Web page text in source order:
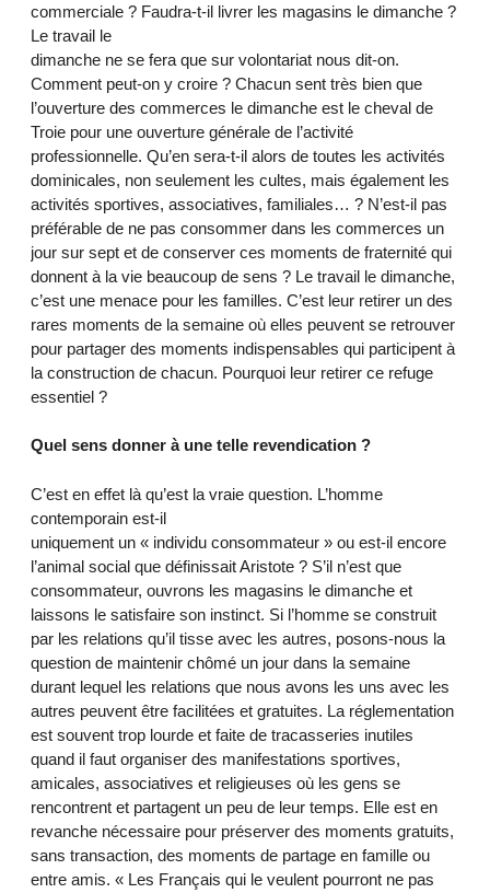
commerciale ? Faudra-t-il livrer les magasins le dimanche ?
Le travail le
dimanche ne se fera que sur volontariat nous dit-on.
Comment peut-on y croire ? Chacun sent très bien que
l’ouverture des commerces le dimanche est le cheval de
Troie pour une ouverture générale de l’activité
professionnelle. Qu’en sera-t-il alors de toutes les activités
dominicales, non seulement les cultes, mais également les
activités sportives, associatives, familiales… ? N’est-il pas
préférable de ne pas consommer dans les commerces un
jour sur sept et de conserver ces moments de fraternité qui
donnent à la vie beaucoup de sens ? Le travail le dimanche,
c’est une menace pour les familles. C’est leur retirer un des
rares moments de la semaine où elles peuvent se retrouver
pour partager des moments indispensables qui participent à
la construction de chacun. Pourquoi leur retirer ce refuge
essentiel ?
Quel sens donner à une telle revendication ?
C’est en effet là qu’est la vraie question. L’homme
contemporain est-il
uniquement un « individu consommateur » ou est-il encore
l’animal social que définissait Aristote ? S’il n’est que
consommateur, ouvrons les magasins le dimanche et
laissons le satisfaire son instinct. Si l’homme se construit
par les relations qu’il tisse avec les autres, posons-nous la
question de maintenir chômé un jour dans la semaine
durant lequel les relations que nous avons les uns avec les
autres peuvent être facilitées et gratuites. La réglementation
est souvent trop lourde et faite de tracasseries inutiles
quand il faut organiser des manifestations sportives,
amicales, associatives et religieuses où les gens se
rencontrent et partagent un peu de leur temps. Elle est en
revanche nécessaire pour préserver des moments gratuits,
sans transaction, des moments de partage en famille ou
entre amis. « Les Français qui le veulent pourront ne pas